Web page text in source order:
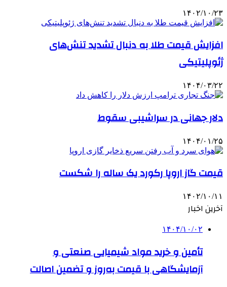
۱۴۰۲/۱۰/۲۳
افزایش قیمت طلا به دنبال تشدید تنش‌های
ژئوپلیتیکی
۱۴۰۴/۰۳/۲۲
دلار جهانی در سراشیبی سقوط
۱۴۰۴/۰۱/۲۵
قیمت گاز اروپا رکورد یک ساله را شکست
۱۴۰۲/۱۰/۱۱
آخرین اخبار
۱۴۰۴/۱۰/۰۲
تأمین و خرید مواد شیمیایی صنعتی و
آزمایشگاهی با قیمت به‌روز و تضمین اصالت